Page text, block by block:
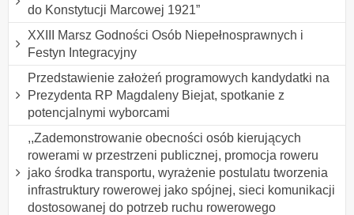
do Konstytucji Marcowej 1921”
XXIII Marsz Godności Osób Niepełnosprawnych i
Festyn Integracyjny
Przedstawienie założeń programowych kandydatki na
Prezydenta RP Magdaleny Biejat, spotkanie z
potencjalnymi wyborcami
,,Zademonstrowanie obecności osób kierujących
rowerami w przestrzeni publicznej, promocja roweru
jako środka transportu, wyrażenie postulatu tworzenia
infrastruktury rowerowej jako spójnej, sieci komunikacji
dostosowanej do potrzeb ruchu rowerowego